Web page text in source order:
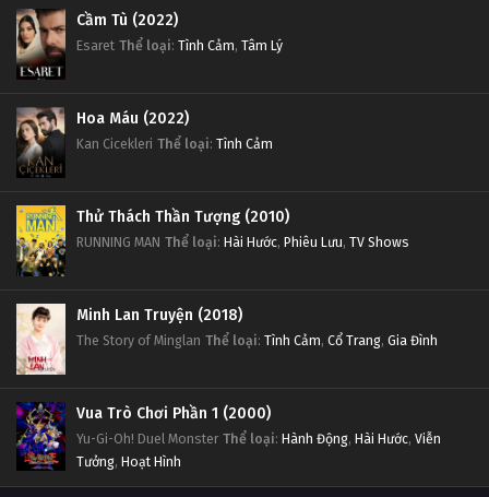
Cầm Tù (2022)
Esaret Thể loại: Tình Cảm, Tâm Lý
Hoa Máu (2022)
Kan Cicekleri Thể loại: Tình Cảm
Thử Thách Thần Tượng (2010)
RUNNING MAN Thể loại: Hài Hước, Phiêu Lưu, TV Shows
Minh Lan Truyện (2018)
The Story of Minglan Thể loại: Tình Cảm, Cổ Trang, Gia Đình
Vua Trò Chơi Phần 1 (2000)
Yu-Gi-Oh! Duel Monster Thể loại: Hành Động, Hài Hước, Viễn
Tưởng, Hoạt Hình